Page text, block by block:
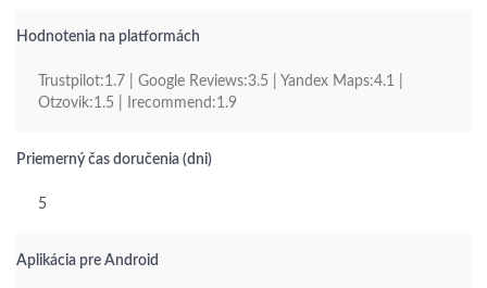
Hodnotenia na platformách
Trustpilot:1.7 | Google Reviews:3.5 | Yandex Maps:4.1 |
Otzovik:1.5 | Irecommend:1.9
Priemerný čas doručenia (dni)
5
Aplikácia pre Android